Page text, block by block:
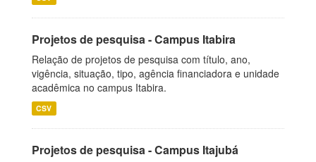
Projetos de pesquisa - Campus Itabira
Relação de projetos de pesquisa com título, ano,
vigência, situação, tipo, agência financiadora e unidade
acadêmica no campus Itabira.
CSV
Projetos de pesquisa - Campus Itajubá